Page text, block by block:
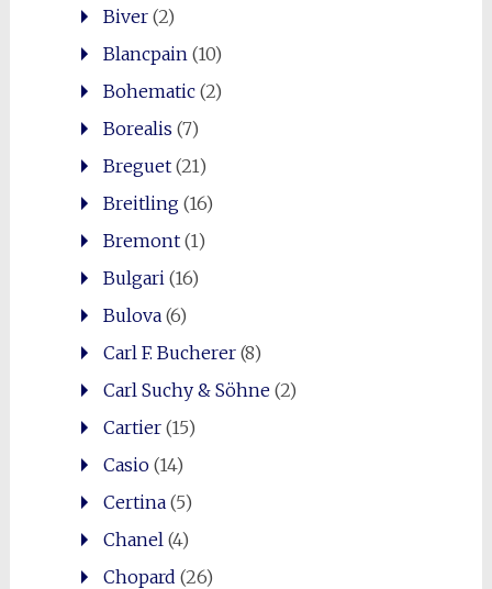
Biver(2)
Blancpain (10)
Bohematic(2)
Borealis (7)
Breguet(21)
Breitling(16)
Bremont(1)
Bulgari (16)
Bulova(6)
Carl F. Bucherer(8)
Carl Suchy & Söhne(2)
Cartier(15)
Casio(14)
Certina(5)
Chanel (4)
Chopard (26)